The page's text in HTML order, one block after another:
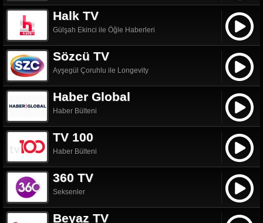
Halk TV
Gülşah Ekinci ile Öğle Haberleri
Sözcü TV
Ayşegül Çoruhlu ile Longevity
Haber Global
Haber Bülteni
TV 100
Haber Bülteni
360 TV
Seksenler
Beyaz TV